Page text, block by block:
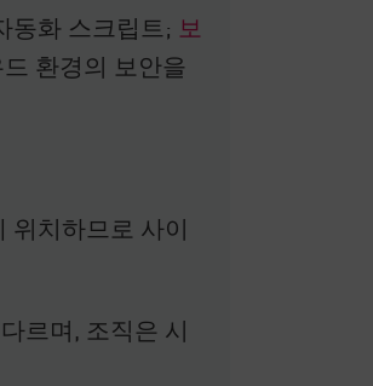
동화 스크립트; 보
환경의 보안을
위치하므로 사이
르며, 조직은 시